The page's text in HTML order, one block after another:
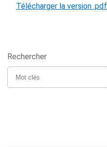
Télécharger la version .pdf
Rechercher